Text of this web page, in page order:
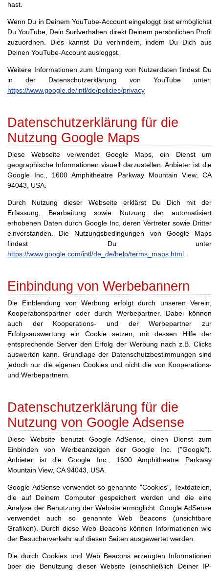
hast.
Wenn Du in Deinem YouTube-Account eingeloggt bist ermöglichst
Du YouTube, Dein Surfverhalten direkt Deinem persönlichen Profil
zuzuordnen. Dies kannst Du verhindern, indem Du Dich aus
Deinen YouTube-Account ausloggst.
Weitere Informationen zum Umgang von Nutzerdaten findest Du
in der Datenschutzerklärung von YouTube unter:
https://www.google.de/intl/de/policies/privacy
Datenschutzerklärung für die
Nutzung Google Maps
Diese Webseite verwendet Google Maps, ein Dienst um
geographische Informationen visuell darzustellen. Anbieter ist die
Google Inc., 1600 Amphitheatre Parkway Mountain View, CA
94043, USA.
Durch Nutzung dieser Webseite erklärst Du Dich mit der
Erfassung, Bearbeitung sowie Nutzung der automatisiert
erhobenen Daten durch Google Inc, deren Vertreter sowie Dritter
einverstanden. Die Nutzungsbedingungen von Google Maps
findest Du unter
https://www.google.com/intl/de_de/help/terms_maps.html.
Einbindung von Werbebannern
Die Einblendung von Werbung erfolgt durch unseren Verein,
Kooperationspartner oder durch Werbepartner. Dabei können
auch der Kooperations- und der Werbepartner zur
Erfolgsauswertung ein Cookie setzen, mit dessen Hilfe der
entsprechende Server den Erfolg der Werbung nach z.B. Clicks
auswerten kann. Grundlage der Datenschutzbestimmungen sind
jedoch nur die eigenen Cookies und nicht die von Kooperations-
und Werbepartnern.
Datenschutzerklärung für die
Nutzung von Google Adsense
Diese Website benutzt Google AdSense, einen Dienst zum
Einbinden von Werbeanzeigen der Google Inc. ("Google").
Anbieter ist die Google Inc., 1600 Amphitheatre Parkway
Mountain View, CA 94043, USA.
Google AdSense verwendet so genannte "Cookies", Textdateien,
die auf Deinem Computer gespeichert werden und die eine
Analyse der Benutzung der Website ermöglicht. Google AdSense
verwendet auch so genannte Web Beacons (unsichtbare
Grafiken). Durch diese Web Beacons können Informationen wie
der Besucherverkehr auf diesen Seiten ausgewertet werden.
Die durch Cookies und Web Beacons erzeugten Informationen
über die Benutzung dieser Website (einschließlich Deiner IP-